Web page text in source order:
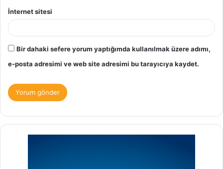
İnternet sitesi
Bir dahaki sefere yorum yaptığımda kullanılmak üzere adımı,
e-posta adresimi ve web site adresimi bu tarayıcıya kaydet.